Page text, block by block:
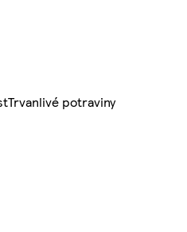
Trvanlivé potraviny